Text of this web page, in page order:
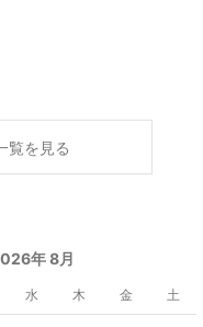
覧を見る
年 8月
水 木 金 土